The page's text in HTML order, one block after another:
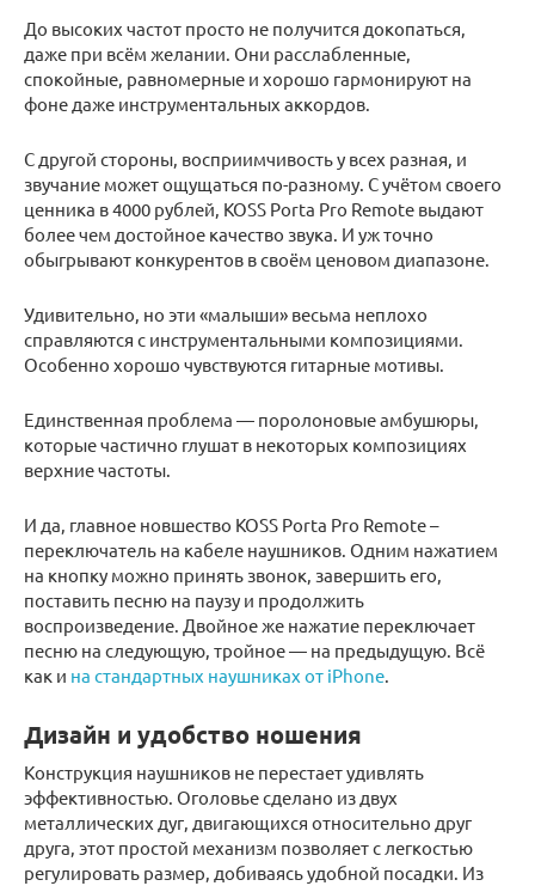
До высоких частот просто не получится докопаться,
даже при всём желании. Они расслабленные,
спокойные, равномерные и хорошо гармонируют на
фоне даже инструментальных аккордов.
С другой стороны, восприимчивость у всех разная, и
звучание может ощущаться по-разному. С учётом своего
ценника в 4000 рублей, KOSS Porta Pro Remote выдают
более чем достойное качество звука. И уж точно
обыгрывают конкурентов в своём ценовом диапазоне.
Удивительно, но эти «малыши» весьма неплохо
справляются с инструментальными композициями.
Особенно хорошо чувствуются гитарные мотивы.
Единственная проблема — поролоновые амбушюры,
которые частично глушат в некоторых композициях
верхние частоты.
И да, главное новшество KOSS Porta Pro Remote –
переключатель на кабеле наушников. Одним нажатием
на кнопку можно принять звонок, завершить его,
поставить песню на паузу и продолжить
воспроизведение. Двойное же нажатие переключает
песню на следующую, тройное — на предыдущую. Всё
как и на стандартных наушниках от iPhone.
Дизайн и удобство ношения
Конструкция наушников не перестает удивлять
эффективностью. Оголовье сделано из двух
металлических дуг, двигающихся относительно друг
друга, этот простой механизм позволяет с легкостью
регулировать размер, добиваясь удобной посадки. Из